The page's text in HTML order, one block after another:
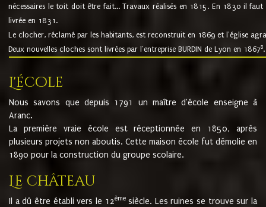
nécessaires le toit doit être fait... Travaux réalisés en 1815. En 1830 il
livrée en 1831.
Le clocher, réclamé par les habitants, est reconstruit en 1869 et l'église
Deux nouvelles cloches sont livrées par l'entreprise BURDIN de Lyon en 18678.
L'école
Nous savons que depuis 1791 un maître d'école enseigne à
Aranc.
La première vraie école est réceptionnée en 1850, après
plusieurs projets non aboutis. Cette maison école fut démolie en
1890 pour la construction du groupe scolaire.
Le château
Il a dû être établi vers le 12èmesiècle. Les ruines se trouve sur la